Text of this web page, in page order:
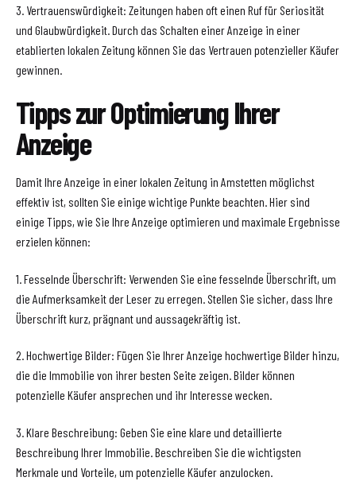
3. Vertrauenswürdigkeit: Zeitungen haben oft einen Ruf für Seriosität
und Glaubwürdigkeit. Durch das Schalten einer Anzeige in einer
etablierten lokalen Zeitung können Sie das Vertrauen potenzieller Käufer
gewinnen.
Tipps zur Optimierung Ihrer
Anzeige
Damit Ihre Anzeige in einer lokalen Zeitung in Amstetten möglichst
effektiv ist, sollten Sie einige wichtige Punkte beachten. Hier sind
einige Tipps, wie Sie Ihre Anzeige optimieren und maximale Ergebnisse
erzielen können:
1. Fesselnde Überschrift: Verwenden Sie eine fesselnde Überschrift, um
die Aufmerksamkeit der Leser zu erregen. Stellen Sie sicher, dass Ihre
Überschrift kurz, prägnant und aussagekräftig ist.
2. Hochwertige Bilder: Fügen Sie Ihrer Anzeige hochwertige Bilder hinzu,
die die Immobilie von ihrer besten Seite zeigen. Bilder können
potenzielle Käufer ansprechen und ihr Interesse wecken.
3. Klare Beschreibung: Geben Sie eine klare und detaillierte
Beschreibung Ihrer Immobilie. Beschreiben Sie die wichtigsten
Merkmale und Vorteile, um potenzielle Käufer anzulocken.